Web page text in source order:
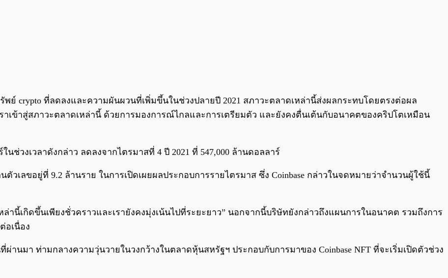
ย์ crypto ที่ลดลงและความผันผวนที่เพิ่มขึ้นในช่วงปลายปี 2021 สภาวะตลาดเหล่านี้ส่งผลกระทบโดยตรงต่อผล
าเข้าสู่สภาวะตลาดเหล่านี้ ด้วยการมองการณ์ไกลและการเตรียมตัว และยังคงตื่นเต้นกับอนาคตของคริปโตเหมือน
ช่วงเวลาดังกล่าว ลดลงจากไตรมาสที่ 4 ปี 2021 ที่ 547,000 ล้านดอลลาร์
ตัวเลขอยู่ที่ 9.2 ล้านราย ในการเปิดเผยผลประกอบการรายไตรมาส ซึ่ง Coinbase กล่าวในจดหมายว่าจำนวนผู้ใช้นี้
ล่านี้เกิดขึ้นเพียงชั่วคราวและเรายังคงมุ่งเน้นไปที่ระยะยาว” นอกจากนี้บริษัทยังกล่าวถึงแผนการในอนาคต รวมถึงการ
อเนื่อง
านมา ท่ามกลางความวุ่นวายในวงกว้างในตลาดหุ้นสหรัฐฯ ประกอบกับการมาของ Coinbase NFT ที่จะเริ่มเปิดตัวช่วง